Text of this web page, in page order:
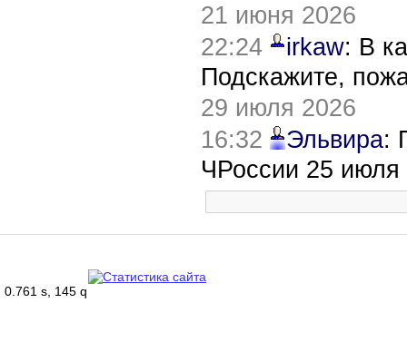
21 июня 2026
22:24
irkaw: В
Подскажите,
29 июля 2026
16:32
Эльвира:
ЧРоссии 25 июля
0.761 s, 145 q